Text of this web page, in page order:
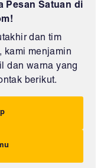
Pesan Satuan di
dan tim
kami menjamin
dan warna yang
berikut.